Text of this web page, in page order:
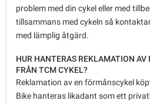
problem med din cykel eller med
tillsammans med cykeln så
med lämplig åtgärd.
HUR HANTERAS REKLAMATION
FRÅN TCM CYKEL?
Reklamation av en förmånscykel
Bike hanteras likadant som ett